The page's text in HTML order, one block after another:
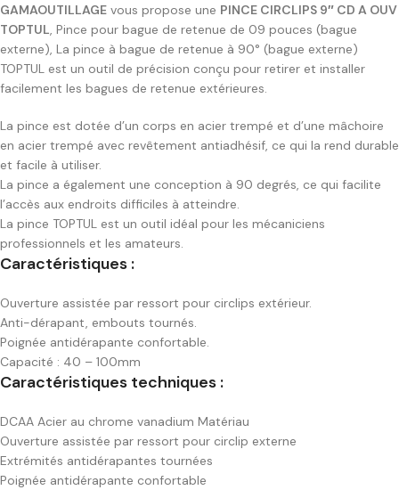
GAMAOUTILLAGE vous propose une PINCE CIRCLIPS 9″ CD A OUV
TOPTUL, Pince pour bague de retenue de 09 pouces (bague
externe), La pince à bague de retenue à 90° (bague externe)
TOPTUL est un outil de précision conçu pour retirer et installer
facilement les bagues de retenue extérieures.
La pince est dotée d’un corps en acier trempé et d’une mâchoire
en acier trempé avec revêtement antiadhésif, ce qui la rend durable
et facile à utiliser.
La pince a également une conception à 90 degrés, ce qui facilite
l’accès aux endroits difficiles à atteindre.
La pince TOPTUL est un outil idéal pour les mécaniciens
professionnels et les amateurs.
Caractéristiques :
Ouverture assistée par ressort pour circlips extérieur.
Anti-dérapant, embouts tournés.
Poignée antidérapante confortable.
Capacité : 40 – 100mm
Caractéristiques techniques :
DCAA Acier au chrome vanadium Matériau
Ouverture assistée par ressort pour circlip externe
Extrémités antidérapantes tournées
Poignée antidérapante confortable